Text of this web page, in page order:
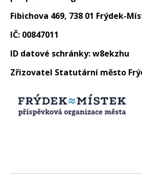
Fibichova 469, 738 01 Frýdek-
IČ: 00847011
ID datové schránky: w8ekzhu
Zřizovatel Statutární město